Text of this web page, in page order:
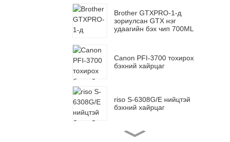
Brother GTXPRO-1-д
зориулсан GTX нэг
удаагийн бэх чип 700ML
Canon PFI-3700 тохирох
бэхний хайрцаг
riso S-6308G/E нийцтэй
бэхний хайрцаг